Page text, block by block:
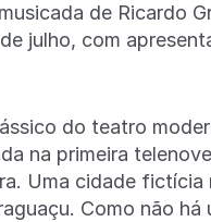
de Ricardo
julho, com
do teatro
na primeira
Uma cidade
Como não